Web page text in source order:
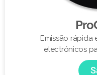
Emissão
electrónicos